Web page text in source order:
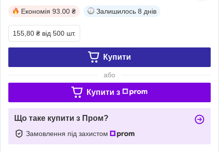
Економія 93.00 ₴ Залишилось 8 днів
155,80 ₴ від 500 шт.
Купити
або
Купити з
Що таке купити з Пром?
Замовлення під захистом